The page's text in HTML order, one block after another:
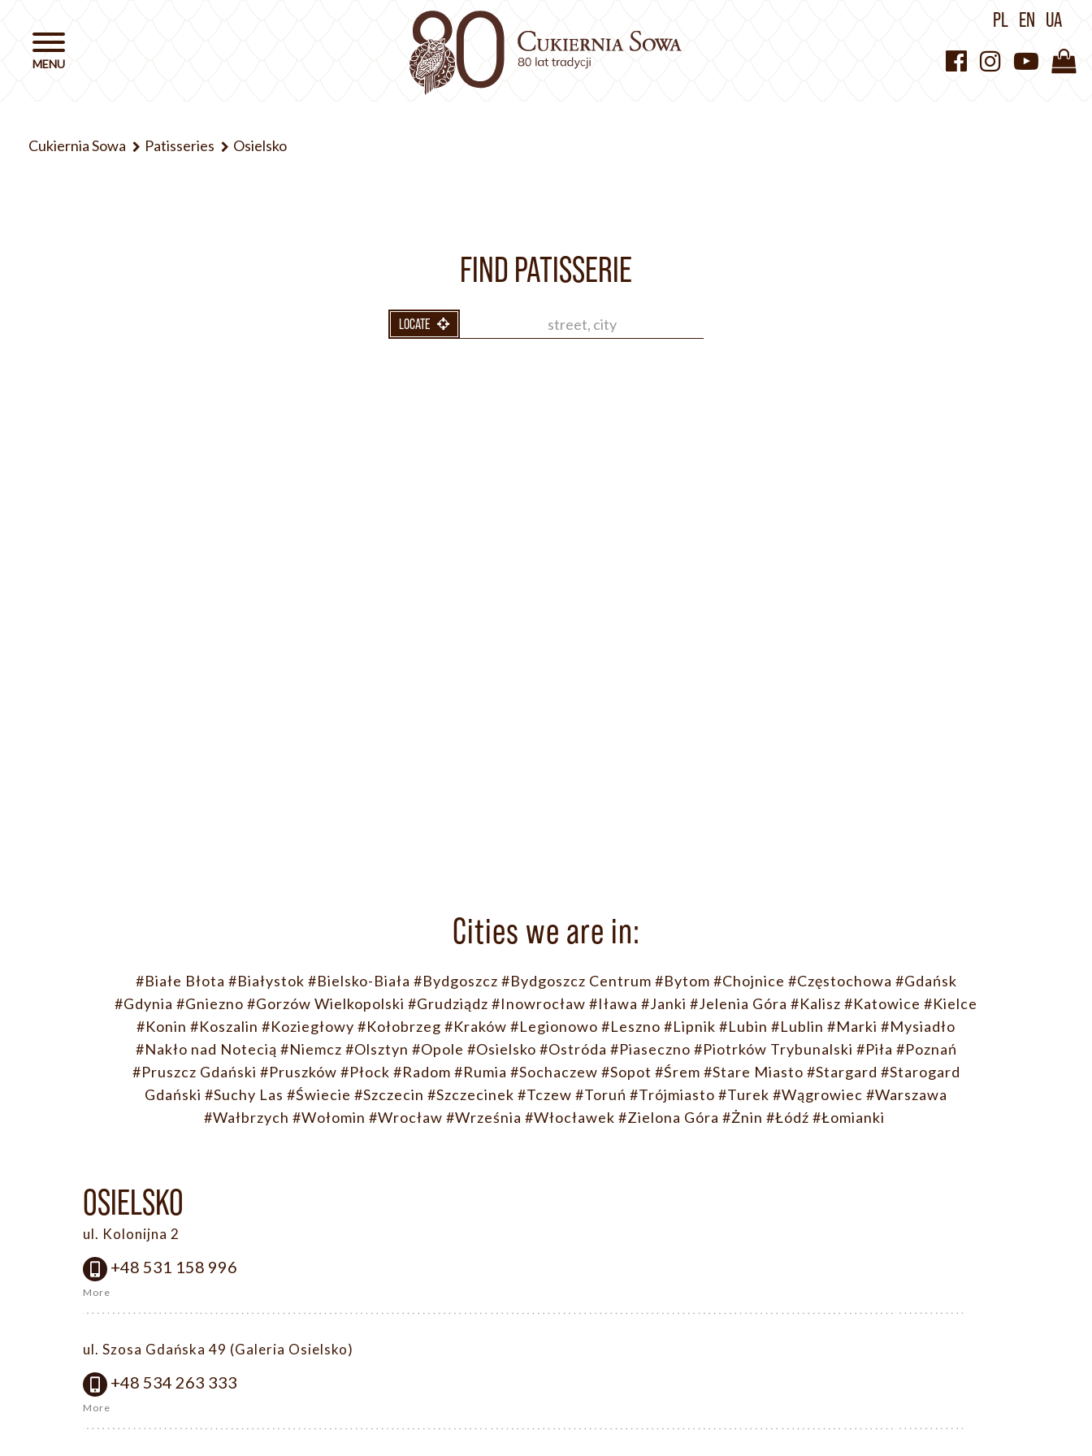
PL EN UA
Cukiernia Sowa Patisseries Osielsko
FIND PATISSERIE
LOCATE
Cities we are in:
#Białe Błota #Białystok #Bielsko-Biała #Bydgoszcz #Bydgoszcz Centrum #Bytom #Chojnice #Częstochowa #Gdańsk
#Gdynia #Gniezno #Gorzów Wielkopolski #Grudziądz #Inowrocław #Iława #Janki #Jelenia Góra #Kalisz #Katowice #Kielce
#Konin #Koszalin #Koziegłowy #Kołobrzeg #Kraków #Legionowo #Leszno #Lipnik #Lubin #Lublin #Marki #Mysiadło
#Nakło nad Notecią #Niemcz #Olsztyn #Opole #Osielsko #Ostróda #Piaseczno #Piotrków Trybunalski #Piła #Poznań
#Pruszcz Gdański #Pruszków #Płock #Radom #Rumia #Sochaczew #Sopot #Śrem #Stare Miasto #Stargard #Starogard
Gdański #Suchy Las #Świecie #Szczecin #Szczecinek #Tczew #Toruń #Trójmiasto #Turek #Wągrowiec #Warszawa
#Wałbrzych #Wołomin #Wrocław #Września #Włocławek #Zielona Góra #Żnin #Łódź #Łomianki
OSIELSKO
ul. Kolonijna 2
+48 531 158 996
More
ul. Szosa Gdańska 49 (Galeria Osielsko)
+48 534 263 333
More